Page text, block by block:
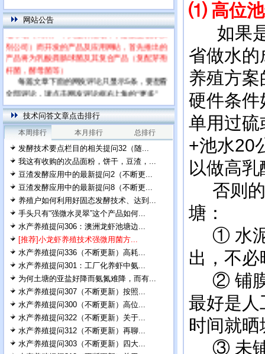
网站公告
本网站为饲用乳酸菌特别网站，专门针对高
端市场（饲料厂，大型养殖场，下游微生物添加
剂公司）而开发的产品及应用网站，首先推出的
产品将为乳酸粪肠球菌及其复合产品（复配芽孢
杆菌，酵母菌等）
每篇文章下面的网友评论只显示5条，要想看
全部评论，请点击网友评论框右上角的“更多”
技术问答文章点击排行
本周排行 本月排行 总排行
发酵技术要点栏目的相关提问32（随...
我这有收购的次品面粉，饼干，豆渣，...
豆渣发酵应用中的最新提问2（不断更...
豆渣发酵应用中的最新提问8（不断更...
养殖户如何利用好固态发酵技术、达到...
手头只有“强微水灵翠”这个产品如何...
水产养殖提问306：澳洲龙虾池塘边...
[推荐]小龙虾养殖技术强微用菌方...
水产养殖提问336（不断更新）高耗...
水产养殖提问301：工厂化养虾中氨...
为何土塘的亚盐好降而氨氮难降，而有...
水产养殖提问307（不断更新）按照...
水产养殖提问300（不断更新）高位...
水产养殖提问322（不断更新）关于...
水产养殖提问312（不断更新）再聊...
水产养殖提问303（不断更新）四大...
⑴ 高位
如果
省做水
养殖方
硬件条件
单用过硫
+池水20
以做高
否则的
塘：
① 水泥
出，不必
② 铺膜
最好是人
时间就
③ 未铺